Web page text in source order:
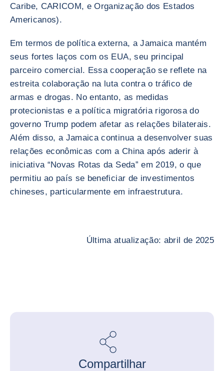
Caribe, CARICOM, e Organização dos Estados
Americanos).
Em termos de política externa, a Jamaica mantém
seus fortes laços com os EUA, seu principal
parceiro comercial. Essa cooperação se reflete na
estreita colaboração na luta contra o tráfico de
armas e drogas. No entanto, as medidas
protecionistas e a política migratória rigorosa do
governo Trump podem afetar as relações bilaterais.
Além disso, a Jamaica continua a desenvolver suas
relações econômicas com a China após aderir à
iniciativa “Novas Rotas da Seda” em 2019, o que
permitiu ao país se beneficiar de investimentos
chineses, particularmente em infraestrutura.
Última atualização: abril de 2025
Compartilhar